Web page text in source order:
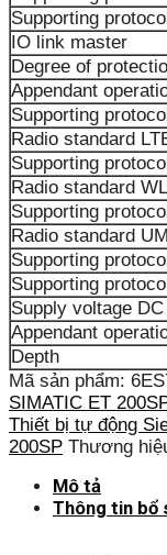
Supporting
IO link master
Degree of
Appendant
Supporting
Radio standard
Supporting
Radio standard
Supporting
Radio standard
Supporting
Supporting
Supply voltage DC
Appendant
Depth
Mã sản phẩm:
SIMATIC ET 200SP
Thiết bị tự động
200SP Thương
Mô tả
Thông tin bổ